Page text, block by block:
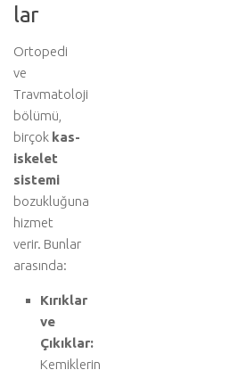
lar
Ortopedi
ve
Travmatoloji
bölümü,
birçok kas-
iskelet
sistemi
bozukluğuna
hizmet
verir. Bunlar
arasında:
Kırıklar
ve
Çıkıklar:
Kemiklerin